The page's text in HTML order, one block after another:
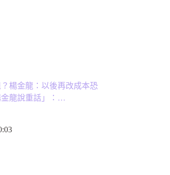
？楊金龍：以後再改成本恐
金龍說重話」：…